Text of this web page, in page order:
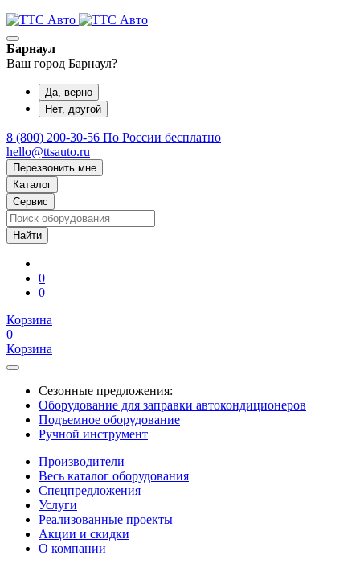
Барнаул
Ваш город Барнаул?
Да, верно
Нет, другой
8 (800) 200-30-56 По России бесплатно
hello@ttsauto.ru
Перезвонить мне
Каталог
Сервис
0
0
Корзина
0
Корзина
Сезонные предложения:
Оборудование для заправки автокондиционеров
Подъемное оборудование
Ручной инструмент
Производители
Весь каталог оборудования
Спецпредложения
Услуги
Реализованные проекты
Акции и скидки
О компании